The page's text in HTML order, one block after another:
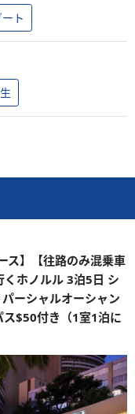
ト
ス】【往路のみ混乗車
ホノルル 3泊5日 シ
ーシャルオーシャン
$50付き（1室1泊に